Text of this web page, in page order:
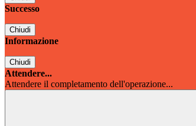
Successo
Chiudi
Informazione
Chiudi
Attendere...
Attendere il completamento dell'operazione...